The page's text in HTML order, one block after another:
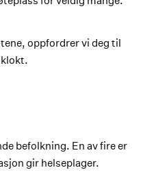
oppfordrer vi deg til
befolkning. En av fire er
gir helseplager.